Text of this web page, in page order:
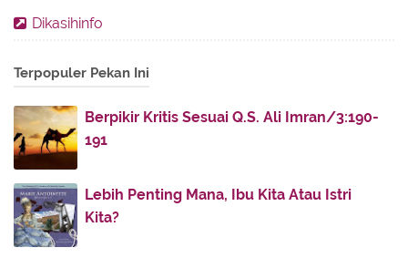
► 2016(11)
► 2012(86)
► 2011
▼ 2010 (187)
▼ November(60)
Menghindari Mati
Khalid ibn Walid
Dikasihinfo
Terpopuler Pekan Ini
Berpikir Kritis Sesuai Q.S. Ali Imran/3:190-
191
Lebih Penting Mana, Ibu Kita Atau Istri
Kita?